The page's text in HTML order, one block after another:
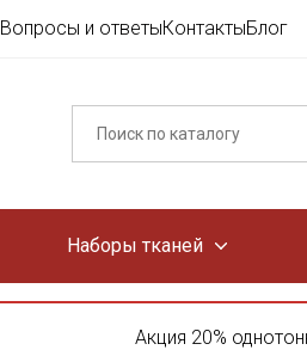
Вопросы и ответыКонтактыБлог
Наборы тканей
Акция 20%